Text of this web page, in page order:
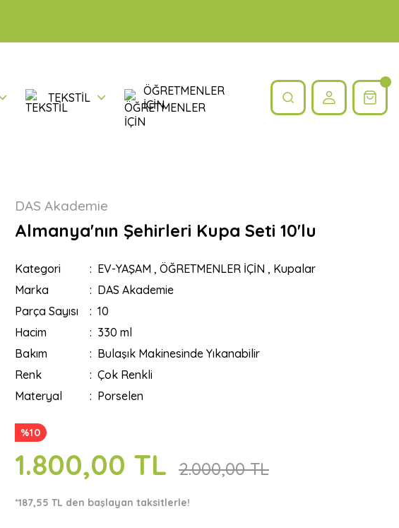
TEKSTİL
ÖĞRETMENLER
İÇİN
DAS Akademie
Almanya'nın Şehirleri Kupa Seti 10'lu
Kategori EV-YAŞAM , ÖĞRETMENLER İÇİN , Kupalar
Marka
DAS Akademie
Parça Sayısı
10
Hacim
330 ml
Bakım
Bulaşık Makinesinde Yıkanabilir
Renk
Çok Renkli
Materyal
Porselen
%10
1.800,00 TL 2.000,00 TL
*187,55 TL den başlayan taksitlerle!